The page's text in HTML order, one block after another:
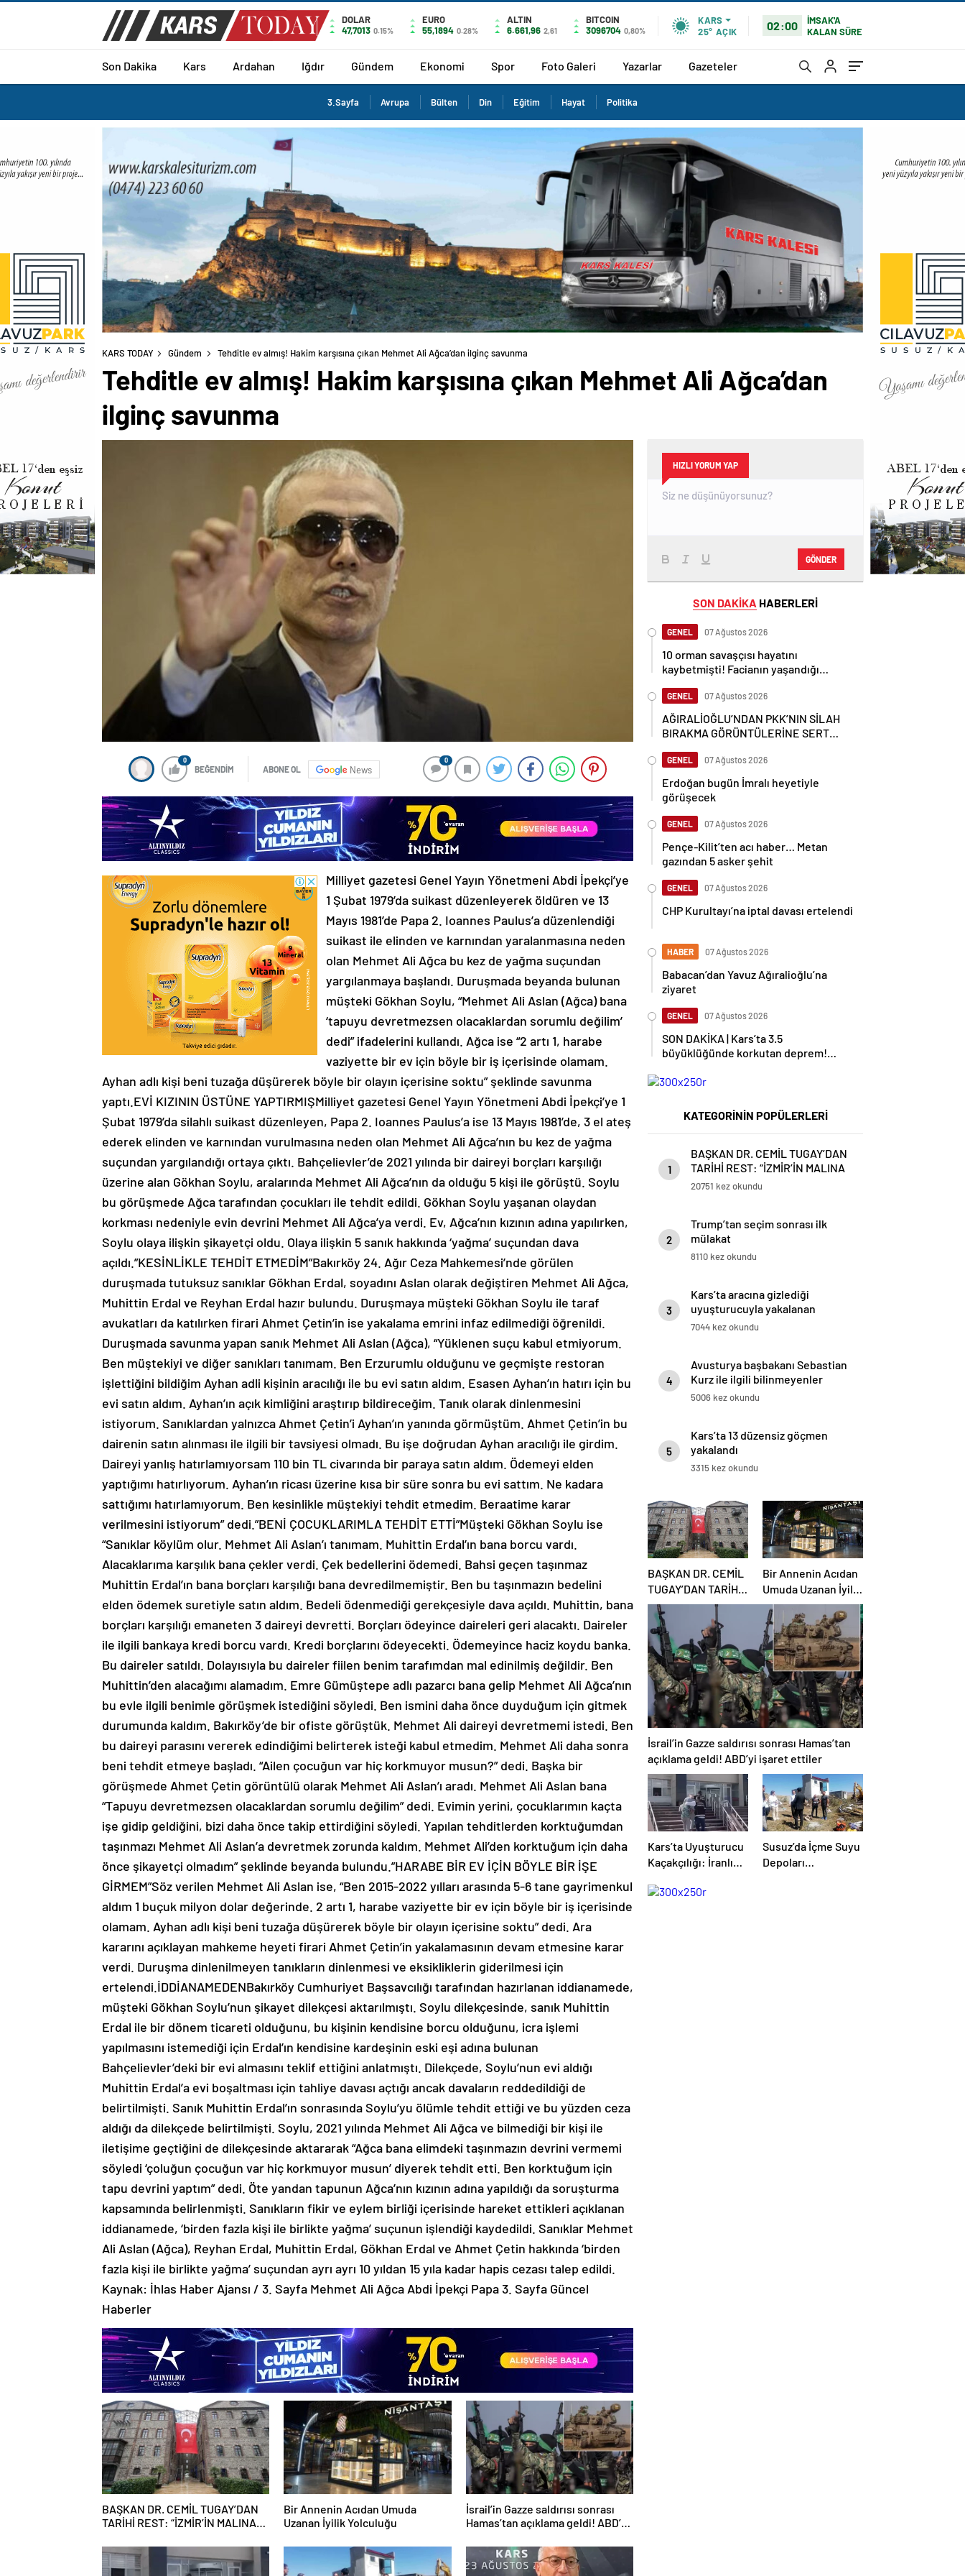
DOLAR
47,7013 0.15%
EURO
55,1894 0.28%
ALTIN
6.661,96 2,61
BITCOIN
3096704 0,80%
KARS
25° AÇIK 02:00
İMSAK'A
KALAN SÜRE
Son Dakika Kars Ardahan Iğdır Gündem Ekonomi Spor Foto Galeri Yazarlar Gazeteler
3.Sayfa Avrupa Bülten Din Eğitim Hayat Politika
KARS TODAY Gündem Tehditle ev almış! Hakim karşısına çıkan Mehmet Ali Ağca’dan ilginç savunma
Tehditle ev almış! Hakim karşısına çıkan Mehmet Ali Ağca’dan
ilginç savunma
0
BEĞENDİM ABONE OL News
0
Milliyet gazetesi Genel Yayın Yönetmeni Abdi İpekçi’ye
1 Şubat 1979’da suikast düzenleyerek öldüren ve 13
Mayıs 1981’de Papa 2. Ioannes Paulus’a düzenlendiği
suikast ile elinden ve karnından yaralanmasına neden
olan Mehmet Ali Ağca bu kez de yağma suçundan
yargılanmaya başlandı. Duruşmada beyanda bulunan
müşteki Gökhan Soylu, “Mehmet Ali Aslan (Ağca) bana
‘tapuyu devretmezsen olacaklardan sorumlu değilim’
dedi” ifadelerini kullandı. Ağca ise “2 artı 1, harabe
vaziyette bir ev için böyle bir iş içerisinde olamam.
Ayhan adlı kişi beni tuzağa düşürerek böyle bir olayın içerisine soktu” şeklinde savunma
yaptı.EVİ KIZININ ÜSTÜNE YAPTIRMIŞMilliyet gazetesi Genel Yayın Yönetmeni Abdi İpekçi’ye 1
Şubat 1979’da silahlı suikast düzenleyen, Papa 2. Ioannes Paulus’a ise 13 Mayıs 1981’de, 3 el ateş
ederek elinden ve karnından vurulmasına neden olan Mehmet Ali Ağca’nın bu kez de yağma
suçundan yargılandığı ortaya çıktı. Bahçelievler’de 2021 yılında bir daireyi borçları karşılığı
üzerine alan Gökhan Soylu, aralarında Mehmet Ali Ağca’nın da olduğu 5 kişi ile görüştü. Soylu
bu görüşmede Ağca tarafından çocukları ile tehdit edildi. Gökhan Soylu yaşanan olaydan
korkması nedeniyle evin devrini Mehmet Ali Ağca’ya verdi. Ev, Ağca’nın kızının adına yapılırken,
Soylu olaya ilişkin şikayetçi oldu. Olaya ilişkin 5 sanık hakkında ‘yağma’ suçundan dava
açıldı.”KESİNLİKLE TEHDİT ETMEDİM”Bakırköy 24. Ağır Ceza Mahkemesi’nde görülen
duruşmada tutuksuz sanıklar Gökhan Erdal, soyadını Aslan olarak değiştiren Mehmet Ali Ağca,
Muhittin Erdal ve Reyhan Erdal hazır bulundu. Duruşmaya müşteki Gökhan Soylu ile taraf
avukatları da katılırken firari Ahmet Çetin’in ise yakalama emrini infaz edilmediği öğrenildi.
Duruşmada savunma yapan sanık Mehmet Ali Aslan (Ağca), “Yüklenen suçu kabul etmiyorum.
Ben müştekiyi ve diğer sanıkları tanımam. Ben Erzurumlu olduğunu ve geçmişte restoran
işlettiğini bildiğim Ayhan adli kişinin aracılığı ile bu evi satın aldım. Esasen Ayhan’ın hatırı için bu
evi satın aldım. Ayhan’ın açık kimliğini araştırıp bildireceğim. Tanık olarak dinlenmesini
istiyorum. Sanıklardan yalnızca Ahmet Çetin’i Ayhan’ın yanında görmüştüm. Ahmet Çetin’in bu
dairenin satın alınması ile ilgili bir tavsiyesi olmadı. Bu işe doğrudan Ayhan aracılığı ile girdim.
Daireyi yanlış hatırlamıyorsam 110 bin TL civarında bir paraya satın aldım. Ödemeyi elden
yaptığımı hatırlıyorum. Ayhan’ın ricası üzerine kısa bir süre sonra bu evi sattım. Ne kadara
sattığımı hatırlamıyorum. Ben kesinlikle müştekiyi tehdit etmedim. Beraatime karar
verilmesini istiyorum” dedi.”BENİ ÇOCUKLARIMLA TEHDİT ETTİ”Müşteki Gökhan Soylu ise
“Sanıklar köylüm olur. Mehmet Ali Aslan’ı tanımam. Muhittin Erdal’ın bana borcu vardı.
Alacaklarıma karşılık bana çekler verdi. Çek bedellerini ödemedi. Bahsi geçen taşınmaz
Muhittin Erdal’ın bana borçları karşılığı bana devredilmemiştir. Ben bu taşınmazın bedelini
elden ödemek suretiyle satın aldım. Bedeli ödenmediği gerekçesiyle dava açıldı. Muhittin, bana
borçları karşılığı emaneten 3 daireyi devretti. Borçları ödeyince daireleri geri alacaktı. Daireler
ile ilgili bankaya kredi borcu vardı. Kredi borçlarını ödeyecekti. Ödemeyince haciz koydu banka.
Bu daireler satıldı. Dolayısıyla bu daireler fiilen benim tarafımdan mal edinilmiş değildir. Ben
Muhittin’den alacağımı alamadım. Emre Gümüştepe adlı pazarcı bana gelip Mehmet Ali Ağca’nın
bu evle ilgili benimle görüşmek istediğini söyledi. Ben ismini daha önce duyduğum için gitmek
durumunda kaldım. Bakırköy’de bir ofiste görüştük. Mehmet Ali daireyi devretmemi istedi. Ben
bu daireyi parasını vererek edindiğimi belirterek isteği kabul etmedim. Mehmet Ali daha sonra
beni tehdit etmeye başladı. “Ailen çocuğun var hiç korkmuyor musun?” dedi. Başka bir
görüşmede Ahmet Çetin görüntülü olarak Mehmet Ali Aslan’ı aradı. Mehmet Ali Aslan bana
“Tapuyu devretmezsen olacaklardan sorumlu değilim” dedi. Evimin yerini, çocuklarımın kaçta
işe gidip geldiğini, bizi daha önce takip ettirdiğini söyledi. Yapılan tehditlerden korktuğumdan
taşınmazı Mehmet Ali Aslan’a devretmek zorunda kaldım. Mehmet Ali’den korktuğum için daha
önce şikayetçi olmadım” şeklinde beyanda bulundu.”HARABE BİR EV İÇİN BÖYLE BİR İŞE
GİRMEM”Söz verilen Mehmet Ali Aslan ise, “Ben 2015-2022 yılları arasında 5-6 tane gayrimenkul
aldım 1 buçuk milyon dolar değerinde. 2 artı 1, harabe vaziyette bir ev için böyle bir iş içerisinde
olamam. Ayhan adlı kişi beni tuzağa düşürerek böyle bir olayın içerisine soktu” dedi. Ara
kararını açıklayan mahkeme heyeti firari Ahmet Çetin’in yakalamasının devam etmesine karar
verdi. Duruşma dinlenilmeyen tanıkların dinlenmesi ve eksikliklerin giderilmesi için
ertelendi.İDDİANAMEDENBakırköy Cumhuriyet Başsavcılığı tarafından hazırlanan iddianamede,
müşteki Gökhan Soylu’nun şikayet dilekçesi aktarılmıştı. Soylu dilekçesinde, sanık Muhittin
Erdal ile bir dönem ticareti olduğunu, bu kişinin kendisine borcu olduğunu, icra işlemi
yapılmasını istemediği için Erdal’ın kendisine kardeşinin eski eşi adına bulunan
Bahçelievler’deki bir evi almasını teklif ettiğini anlatmıştı. Dilekçede, Soylu’nun evi aldığı
Muhittin Erdal’a evi boşaltması için tahliye davası açtığı ancak davaların reddedildiği de
belirtilmişti. Sanık Muhittin Erdal’ın sonrasında Soylu’yu ölümle tehdit ettiği ve bu yüzden ceza
aldığı da dilekçede belirtilmişti. Soylu, 2021 yılında Mehmet Ali Ağca ve bilmediği bir kişi ile
iletişime geçtiğini de dilekçesinde aktararak “Ağca bana elimdeki taşınmazın devrini vermemi
söyledi ‘çoluğun çocuğun var hiç korkmuyor musun’ diyerek tehdit etti. Ben korktuğum için
tapu devrini yaptım” dedi. Öte yandan tapunun Ağca’nın kızının adına yapıldığı da soruşturma
kapsamında belirlenmişti. Sanıkların fikir ve eylem birliği içerisinde hareket ettikleri açıklanan
iddianamede, ‘birden fazla kişi ile birlikte yağma’ suçunun işlendiği kaydedildi. Sanıklar Mehmet
Ali Aslan (Ağca), Reyhan Erdal, Muhittin Erdal, Gökhan Erdal ve Ahmet Çetin hakkında ‘birden
fazla kişi ile birlikte yağma’ suçundan ayrı ayrı 10 yıldan 15 yıla kadar hapis cezası talep edildi.
Kaynak: İhlas Haber Ajansı / 3. Sayfa Mehmet Ali Ağca Abdi İpekçi Papa 3. Sayfa Güncel
Haberler
BAŞKAN DR. CEMİL TUGAY’DAN
TARİHİ REST: “İZMİR’İN MALINA
KİMSEYE YEDİRMEM!”
Bir Annenin Acıdan Umuda
Uzanan İyilik Yolculuğu
İsrail’in Gazze saldırısı sonrası
Hamas’tan açıklama geldi! ABD’yi
HIZLI YORUM YAP
GÖNDER
SON DAKİKA HABERLERİ
GENEL 07 Ağustos 2026
10 orman savaşçısı hayatını
kaybetmişti! Facianın yaşandığı
GENEL 07 Ağustos 2026
AĞIRALİOĞLU’NDAN PKK’NIN SİLAH
BIRAKMA GÖRÜNTÜLERİNE SERT
GENEL 07 Ağustos 2026
Erdoğan bugün İmralı heyetiyle
görüşecek
GENEL 07 Ağustos 2026
Pençe-Kilit’ten acı haber… Metan
gazından 5 asker şehit
GENEL 07 Ağustos 2026
CHP Kurultayı’na iptal davası ertelendi
HABER 07 Ağustos 2026
Babacan’dan Yavuz Ağıralioğlu’na
ziyaret
GENEL 07 Ağustos 2026
SON DAKİKA | Kars’ta 3.5
büyüklüğünde korkutan deprem!
KATEGORİNİN POPÜLERLERİ
1
BAŞKAN DR. CEMİL TUGAY’DAN
TARİHİ REST: “İZMİR’İN MALINA
ÇÖKTÜRMEM, HALKIN HAKKINI
20751 kez okundu
2
Trump’tan seçim sonrası ilk
mülakat
8110 kez okundu
3
Kars’ta aracına gizlediği
uyuşturucuyla yakalanan
sürücüye gözaltı
7044 kez okundu
4
Avusturya başbakanı Sebastian
Kurz ile ilgili bilinmeyenler
5006 kez okundu
5
Kars’ta 13 düzensiz göçmen
yakalandı
3315 kez okundu
BAŞKAN DR. CEMİL
TUGAY’DAN TARİHİ
REST: “İZMİR’İN
MALINA
ÇÖKTÜRMEM,
HALKIN HAKKINI
KİMSEYE
YEDİRMEM!”
Bir Annenin Acıdan
Umuda Uzanan İyilik
Yolculuğu
İsrail’in Gazze saldırısı sonrası Hamas’tan
açıklama geldi! ABD’yi işaret ettiler
Kars’ta Uyuşturucu
Kaçakçılığı: İranlı
203 Gram
Susuz’da İçme Suyu
Depoları